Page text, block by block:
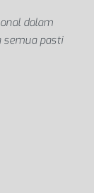
dalam
semua pasti